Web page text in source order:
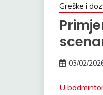
Greške i
03/02/
U